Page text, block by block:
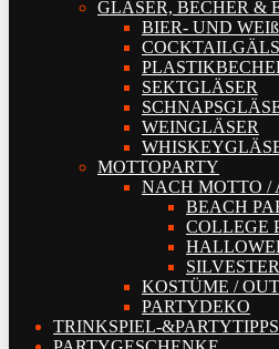
GLÄSER, BECHER &
BIER- UND
SEKTGLÄSER
WEINGLÄSER
MOTTOPARTY
NACH MOTTO /
BEACH
COLLEGE
KOSTÜME /
PARTYDEKO
TRINKSPIEL-&PARTYTIPPS